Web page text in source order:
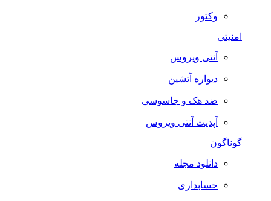
وکتور
آنتی ویروس
دیواره آتشین
ضد هک و جاسوسی
آپدیت آنتی ویروس
گوناگون
دانلود مجله
حسابداری